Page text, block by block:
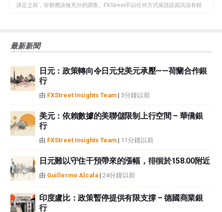
板
決定之前，你都應該做充分的調查。FXStreet不以任何方式保證該資訊沒有錯
觀點，並不代表FXStreet或其廣告商的官方政策或立場。作者不對本頁連結的
如果文章正文中沒有明確提到，在撰寫本文時，作者在本文中提到的任何股票
中都沒有頭寸，也沒有與文中提到的任何公司有業務關係。除了FXStreet，作
者沒有收到撰寫這篇文章的報酬。
性不作任何陳述。FXStreet和作者將不承擔任何錯誤，遺漏或任何損失，傷害
或損害由此資訊及其顯示或使用引起的。錯誤和遺漏除外。本文作者和
FXStreet並非註冊投資顧問，本文內容無意提供任何投資建議。
最新新聞
日元：政策轉向令日元兌美元承壓——荷蘭合作銀
行
由 FXStreet Insights Team | 3分鐘以前
美元：依賴數據的美聯儲限制上行空間 – 華僑銀
行
由 FXStreet Insights Team | 11分鐘以前
日元難以守住干預帶來的漲幅，徘徊於158.00附近
由 Guillermo Alcala | 24分鐘以前
印度盧比：政策暫停提供有限支撐 – 德國商業銀
行